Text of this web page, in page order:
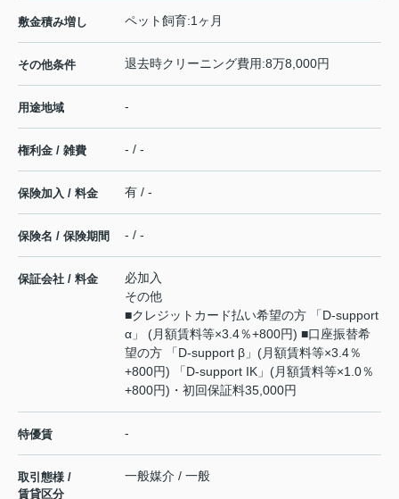
敷金積み増し ペット飼育:1ヶ月
その他条件 退去時クリーニング費用:8万8,000円
用途地域 -
権利金 / 雑費 - / -
保険加入 / 料金 有 / -
保険名 / 保険期間 - / -
保証会社 / 料金
必加入
その他
■クレジットカード払い希望の方 「D-support
α」 (月額賃料等×3.4％+800円) ■口座振替希
望の方 「D-support β」(月額賃料等×3.4％
+800円) 「D-support IK」(月額賃料等×1.0％
+800円)・初回保証料35,000円
特優賃 -
取引態様 /
賃貸区分
一般媒介 / 一般